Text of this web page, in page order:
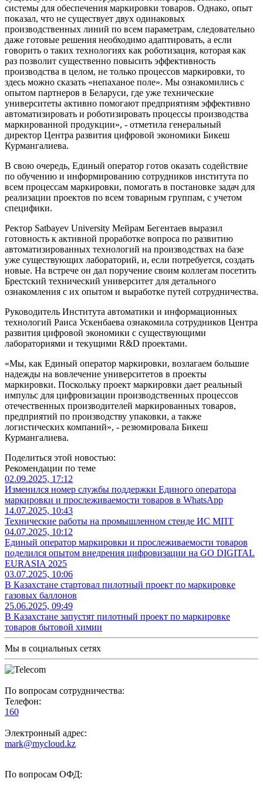
системы для обеспечения маркировки товаров. Однако, опыт
показал, что не существует двух одинаковых
производственных линий по всем параметрам, следовательно
даже готовые решения необходимо адаптировать, а если
говорить о таких технологиях как роботизация, которая как
раз позволит существенно повысить эффективность
производства в целом, не только процессов маркировки, то
здесь можно сказать «непаханое поле». Мы ознакомились с
опытом партнеров в Беларуси, где уже технические
университеты активно помогают предприятиям эффективно
автоматизировать и роботизировать процессы производства
маркированной продукции», - отметила генеральный
директор Центра развития цифровой экономики Бикеш
Курмангалиева.
В свою очередь, Единый оператор готов оказать содействие
по обучению и информированию сотрудников института по
всем процессам маркировки, помогать в постановке задач для
реализации проектов по всем товарным группам, с учетом
специфики.
Ректор Satbayev University Мейрам Бегентаев выразил
готовность к активной проработке вопроса по развитию
автоматизированных технологий на производствах на базе
уже существующих лабораторий, и, если потребуется, создать
новые. На встрече он дал поручение своим коллегам посетить
Брестский технический университет для детального
ознакомления с их опытом и выработке путей сотрудничества.
Руководитель Института автоматики и информационных
технологий Раиса Ускенбаева ознакомила сотрудников Центра
развития цифровой экономики с существующими
лабораториями и текущими R&D проектами.
«Мы, как Единый оператор маркировки, возлагаем большие
надежды на вовлечение университетов в проекты
маркировки. Поскольку проект маркировки дает реальный
импульс для цифровизации производственных процессов
отечественных производителей маркированных товаров,
предприятий по производству упаковки, а также
логистических компаний», - резюмировала Бикеш
Курмангалиева.
Поделиться этой новостью:
Рекомендации по теме
02.09.2025, 17:12
Изменился номер службы поддержки Единого оператора
маркировки и прослеживаемости товаров в WhatsApp
14.07.2025, 10:43
Технические работы на промышленном стенде ИС МПТ
04.07.2025, 10:12
Единый оператор маркировки и прослеживаемости товаров
поделился опытом внедрения цифровизации на GO DIGITAL
EURASIA 2025
03.07.2025, 10:06
В Казахстане стартовал пилотный проект по маркировке
газовых баллонов
25.06.2025, 09:49
В Казахстане запустят пилотный проект по маркировке
товаров бытовой химии
Мы в социальных сетях
По вопросам сотрудничества:
Телефон:
160
Электронный адрес:
mark@mycloud.kz
По вопросам ОФД: